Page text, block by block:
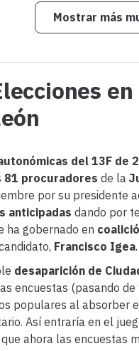
Mostrar más
del 13F de
81 procuradores de la
por su presidente
anticipadas dando por
ha gobernado en
Francisco Igea.
desaparición de
encuestas (pasando
populares al absorber
Así entraría en el
ahora las encuestas